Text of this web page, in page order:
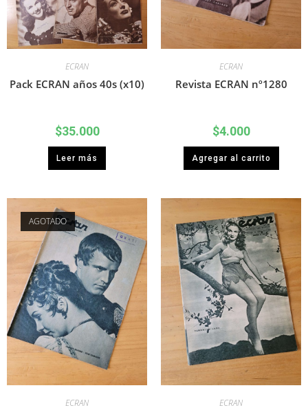
ECRAN
Pack ECRAN años 40s (x10)
$35.000
Leer más
ECRAN
Revista ECRAN nº1280
$4.000
Agregar al carrito
AGOTADO
ECRAN ECRAN